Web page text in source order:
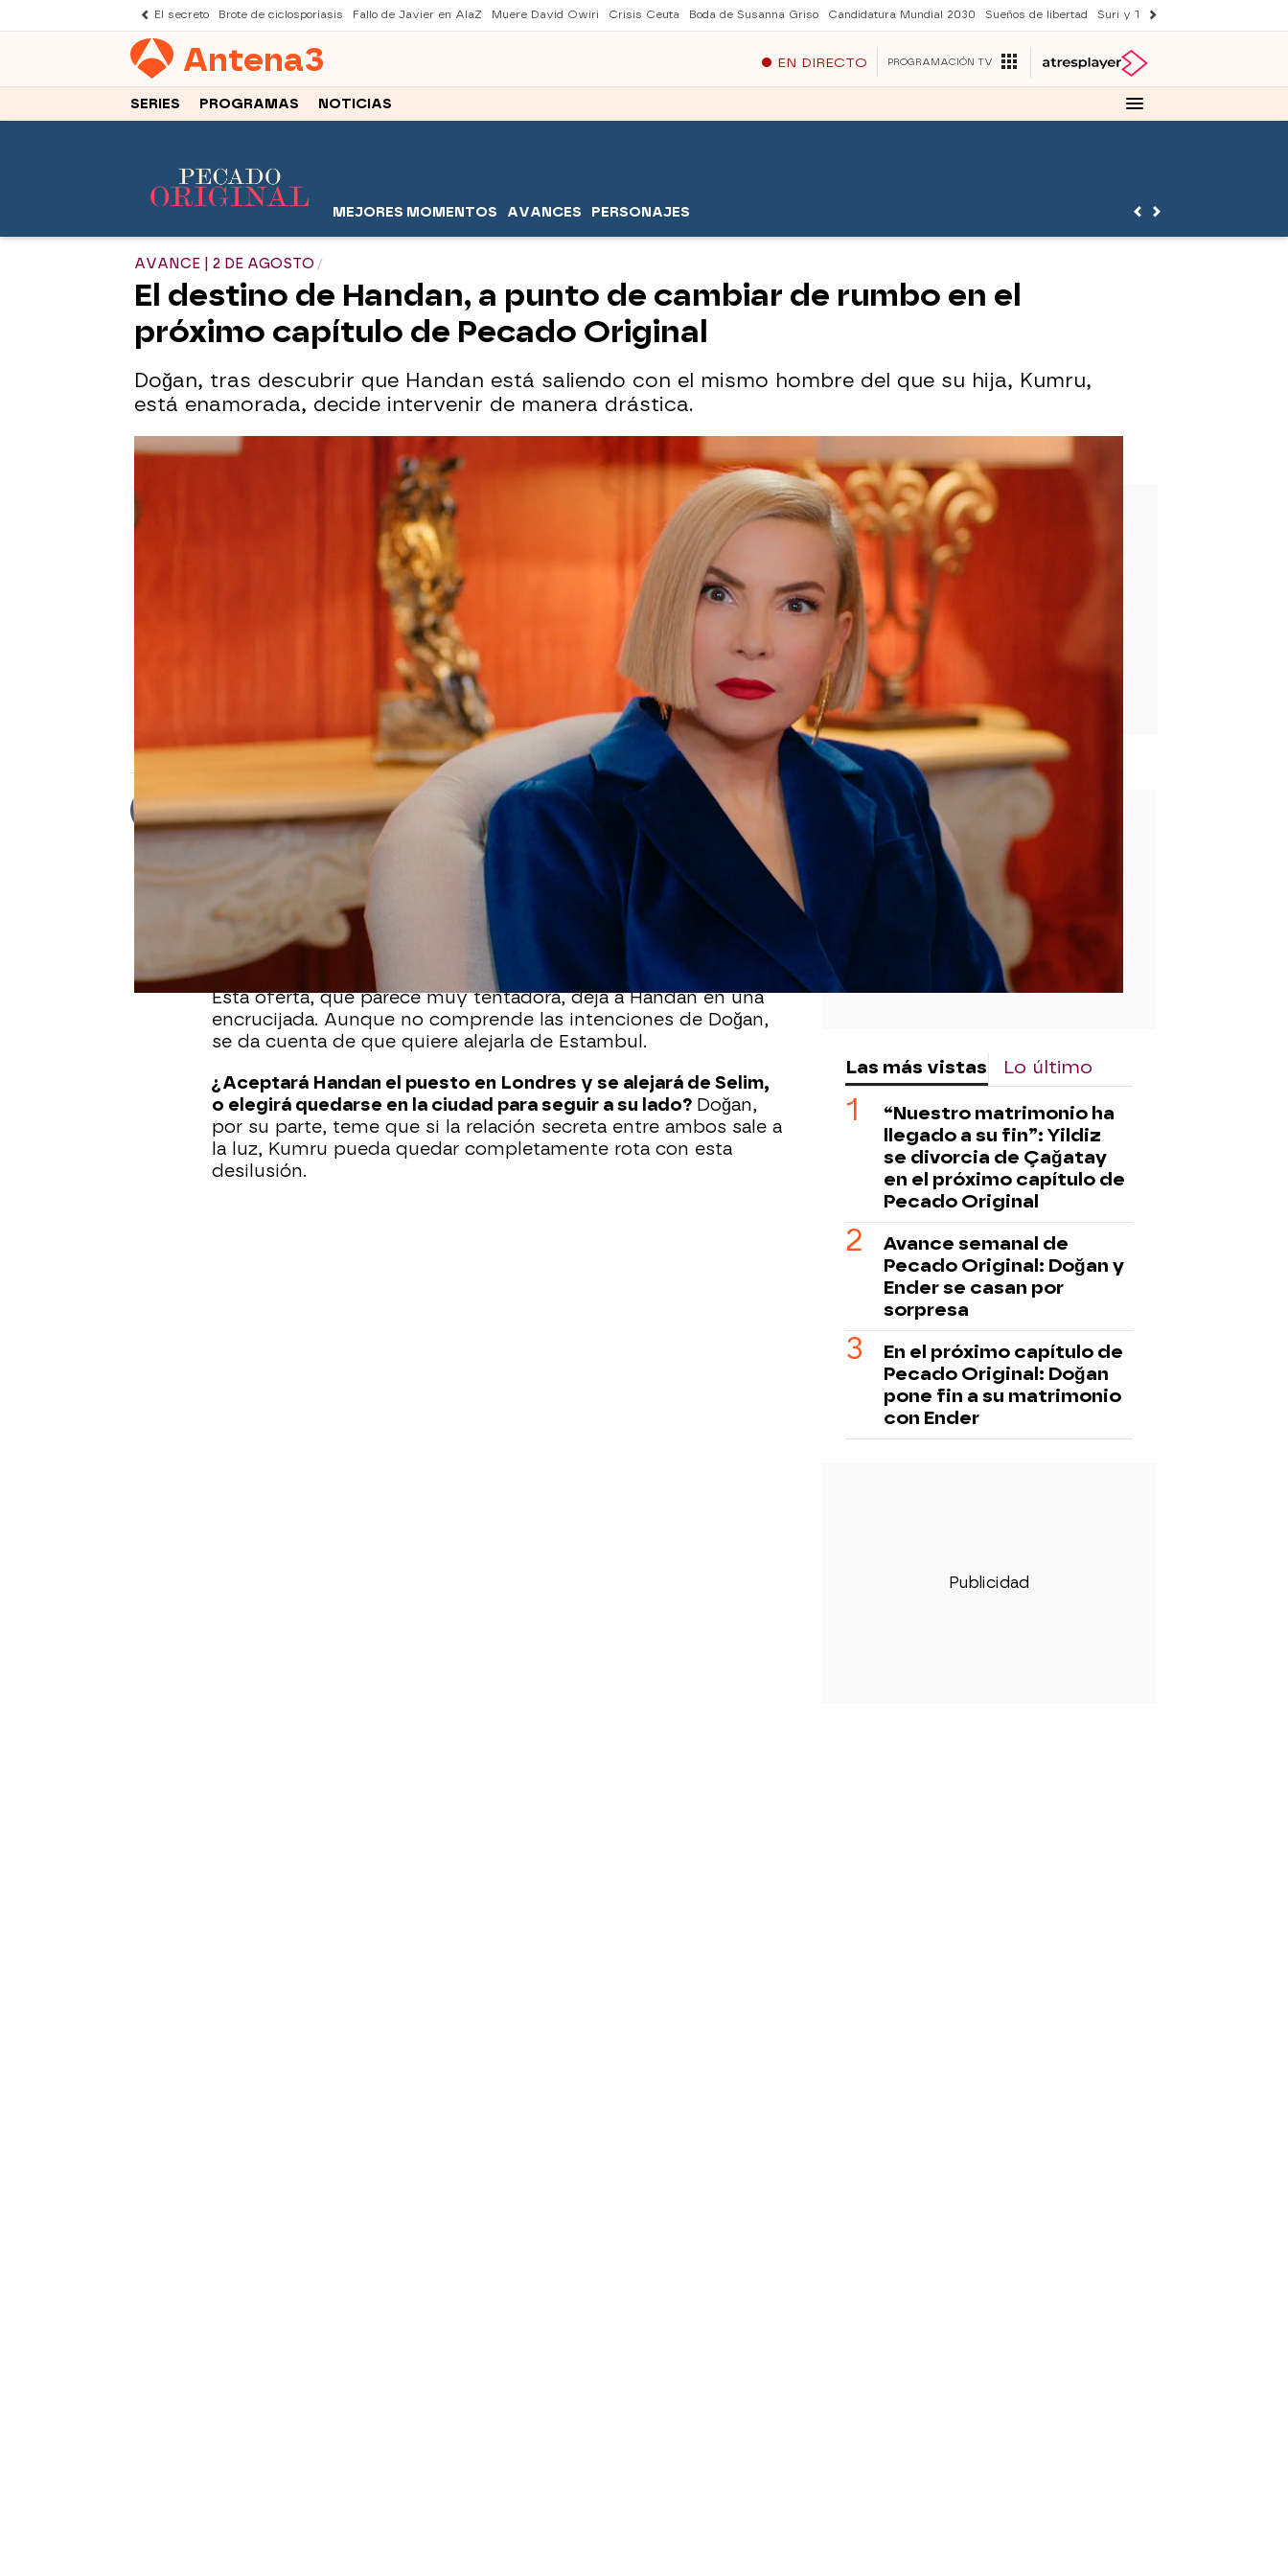
El secreto Brote de ciclosporiasis Fallo de Javier en AlaZ Muere David Owiri Crisis Ceuta Boda de Susanna Griso Candidatura Mundial 2030 Sueños de libertad Suri y Tom Cruise
Antena3 EN DIRECTO PROGRAMACIÓN TV
SERIES PROGRAMAS NOTICIAS
MEJORES MOMENTOS AVANCES PERSONAJES
AVANCE | 2 DE AGOSTO
El destino de Handan, a punto de cambiar de rumbo en el
próximo capítulo de Pecado Original
Doğan, tras descubrir que Handan está saliendo con el mismo hombre del que su hija, Kumru,
está enamorada, decide intervenir de manera drástica.
Dogan descubre la relación secreta de Selim y Handan y toma cartas en el asunto para proteger a Kumru
Desirée Castillo
Publicado:01 de agosto de 2024, 17:59
WhatsappFacebook Flipboard
En una conversación crucial, Doğan ofrece a Handan
oportunidad que sabe que es difícil de rechazar:
un puesto de
directorade alto cargo en una de sus oficinas en Londres
durante seis meses, con casa y chófer incluidos.
Esta oferta, que parece muy tentadora, deja a Handan en una
encrucijada. Aunque no comprende las intenciones de Doğan,
se da cuenta de que quiere alejarla de Estambul.
¿Aceptará Handan el puesto en Londres y se alejará de Selim,
o elegirá quedarse en la ciudad para seguir a su lado? Doğan,
por su parte, teme que si la relación secreta entre ambos sale a
la luz, Kumru pueda quedar completamente rota con esta
desilusión.
Las más vistas Lo último
“Nuestro matrimonio ha
llegado a su fin”: Yildiz
se divorcia de Çağatay
en el próximo capítulo de
Pecado Original
Avance semanal de
Pecado Original: Doğan y
Ender se casan por
sorpresa
En el próximo capítulo de
Pecado Original: Doğan
pone fin a su matrimonio
con Ender